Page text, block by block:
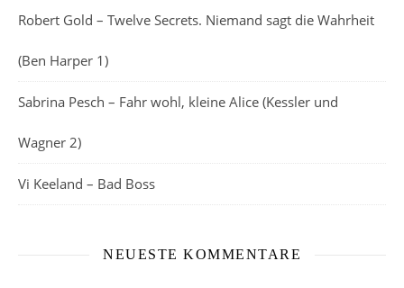
Robert Gold – Twelve Secrets. Niemand sagt die Wahrheit
(Ben Harper 1)
Sabrina Pesch – Fahr wohl, kleine Alice (Kessler und
Wagner 2)
Vi Keeland – Bad Boss
NEUESTE KOMMENTARE